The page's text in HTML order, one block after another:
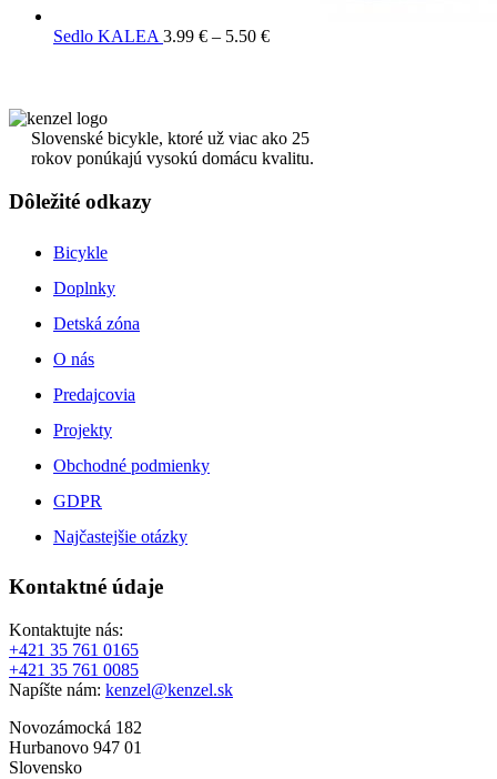
Sedlo KALEA 3.99 € – 5.50 €
Slovenské bicykle, ktoré už viac ako 25
rokov ponúkajú vysokú domácu kvalitu.
Dôležité odkazy
Bicykle
Doplnky
Detská zóna
O nás
Predajcovia
Projekty
Obchodné podmienky
GDPR
Najčastejšie otázky
Kontaktné údaje
Kontaktujte nás:
+421 35 761 0165
+421 35 761 0085
Napíšte nám: kenzel@kenzel.sk
Novozámocká 182
Hurbanovo 947 01
Slovensko